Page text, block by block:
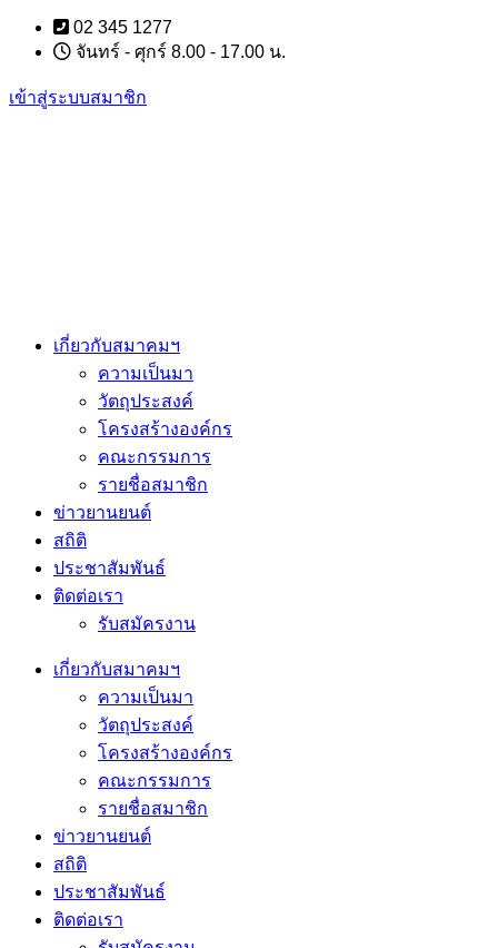
Skip
content
02 345 1277
จันทร์ - ศุกร์ 8.00 - 17.00 น.
เข้าสู่ระบบสมาชิก
เกี่ยวกับสมาคมฯ
ความเป็นมา
วัตถุประสงค์
โครงสร้างองค์กร
คณะกรรมการ
รายชื่อสมาชิก
ข่าวยานยนต์
สถิติ
ประชาสัมพันธ์
ติดต่อเรา
รับสมัครงาน
เกี่ยวกับสมาคมฯ
ความเป็นมา
วัตถุประสงค์
โครงสร้างองค์กร
คณะกรรมการ
รายชื่อสมาชิก
ข่าวยานยนต์
สถิติ
ประชาสัมพันธ์
ติดต่อเรา